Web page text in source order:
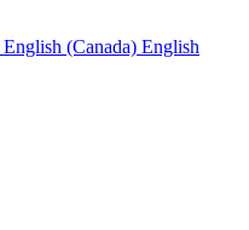
English (Canada) English